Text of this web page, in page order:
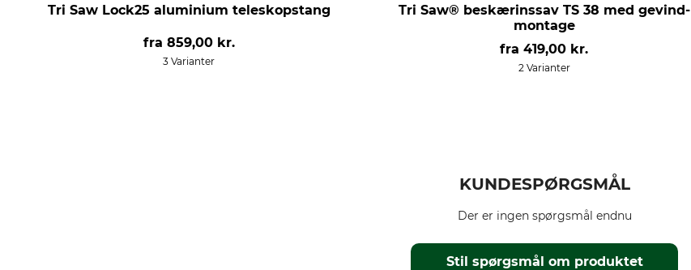
Tri Saw Lock25 aluminium teleskopstang
fra 859,00 kr.
3 Varianter
Tri Saw® beskærinssav TS 38 med gevind-
montage
fra419,00 kr.
2 Varianter
KUNDESPØRGSMÅL
Stil spørgsmål om produktet
Der er ingen spørgsmål endnu